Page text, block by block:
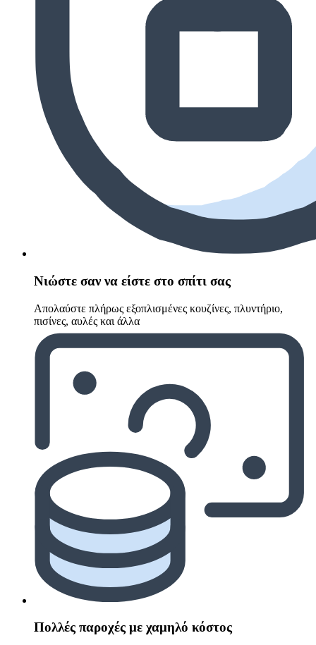
Νιώστε σαν να είστε στο σπίτι σας
Απολαύστε πλήρως εξοπλισμένες κουζίνες, πλυντήριο,
πισίνες, αυλές και άλλα
Πολλές παροχές με χαμηλό κόστος